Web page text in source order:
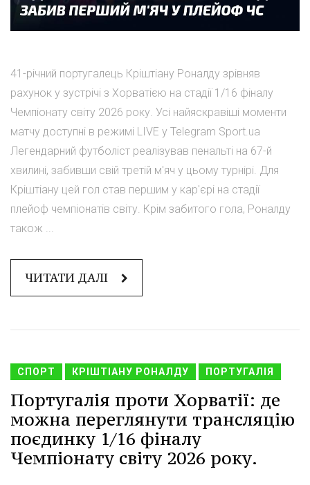
41-річний португалець Кріштіану Роналду зрівняв
рахунок у зустрічі з Хорватією на стадії 1/16 фіналу
Чемпіонату світу 2026 року. Усі найяскравіші моменти
матчу доступні в режимі LIVE у Telegram Sport.ua
Легендарний футболіст реалізував пенальті на 67-й
хвилині, забивши свій третій м'яч у цьому турнірі. Для
Кріштіану цей гол став першим у кар'єрі на стадії
плейоф чемпіонатів світу. Крім забитого гола, Роналду
також ...
ЧИТАТИ ДАЛІ
СПОРТ КРІШТІАНУ РОНАЛДУ ПОРТУГАЛІЯ
Португалія проти Хорватії: де
можна переглянути трансляцію
поєдинку 1/16 фіналу
Чемпіонату світу 2026 року.